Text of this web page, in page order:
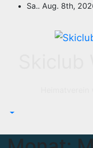
Sa.. Aug. 8th,